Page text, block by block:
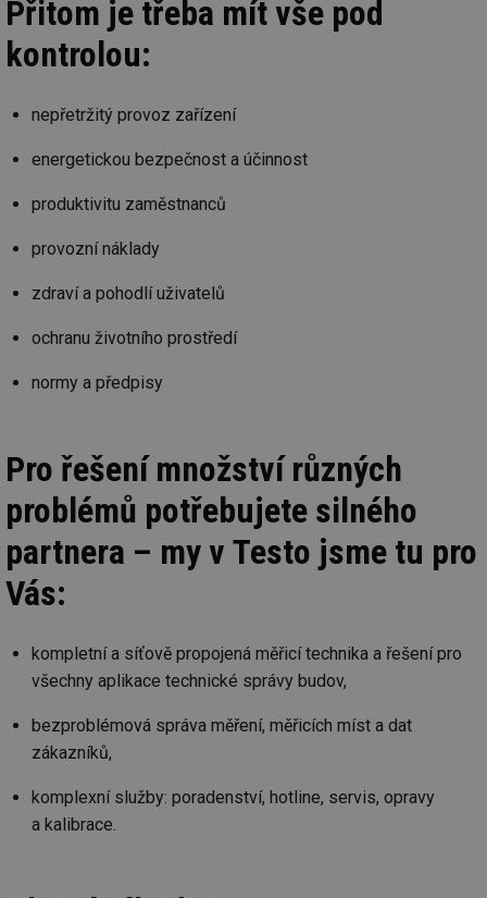
Přitom je třeba mít vše pod
kontrolou:
nepřetržitý provoz zařízení
energetickou bezpečnost a účinnost
produktivitu zaměstnanců
provozní náklady
zdraví a pohodlí uživatelů
ochranu životního prostředí
normy a předpisy
Pro řešení množství různých
problémů potřebujete silného
partnera – my v Testo jsme tu pro
Vás:
kompletní a síťově propojená měřicí technika a řešení pro
všechny aplikace technické správy budov,
bezproblémová správa měření, měřicích míst a dat
zákazníků,
komplexní služby: poradenství, hotline, servis, opravy
a kalibrace.